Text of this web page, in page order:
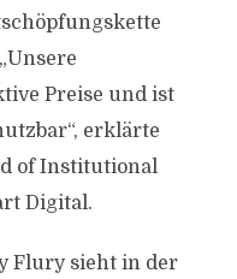
Preise und ist
erklärte
of Institutional
Digital.
Flury sieht in der